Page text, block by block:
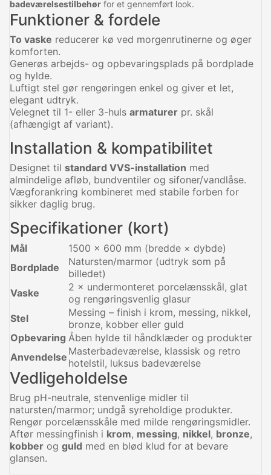
badeværelsestilbehør for et gennemført look.
Funktioner & fordele
To vaske reducerer kø ved morgenrutinerne og øger
komforten.
Generøs arbejds- og opbevaringsplads på bordplade
og hylde.
Luftigt stel gør rengøringen enkel og giver et let,
elegant udtryk.
Velegnet til 1- eller 3-huls armaturer pr. skål
(afhængigt af variant).
Installation & kompatibilitet
Designet til standard VVS-installation med
almindelige afløb, bundventiler og sifoner/vandlåse.
Vægforankring kombineret med stabile forben for
sikker daglig brug.
Specifikationer (kort)
Mål
1500 × 600 mm (bredde × dybde)
Bordplade
Natursten/marmor (udtryk som på
billedet)
Vaske
2 × undermonteret porcelænsskål, glat
og rengøringsvenlig glasur
Stel
Messing – finish i krom, messing, nikkel,
bronze, kobber eller guld
Opbevaring Åben hylde til håndklæder og produkter
Anvendelse Masterbadeværelse, klassisk og retro
hotelstil, luksus badeværelse
Vedligeholdelse
Brug pH-neutrale, stenvenlige midler til
natursten/marmor; undgå syreholdige produkter.
Rengør porcelænsskåle med milde rengøringsmidler.
Aftør messingfinish i krom, messing, nikkel, bronze,
kobber og guld med en blød klud for at bevare
glansen.